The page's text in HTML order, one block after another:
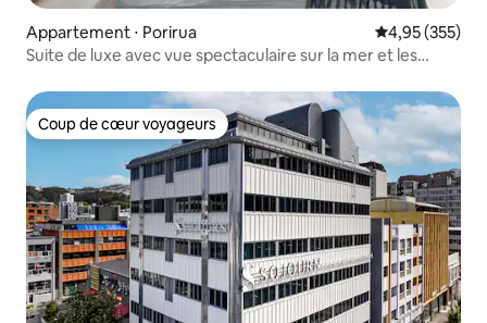
Appartement ⋅ Porirua Évaluation
4,95 (355)
Suite de luxe avec vue spectaculaire sur la mer et les
Coup de cœur voyageurs
Coup de cœur voyageurs